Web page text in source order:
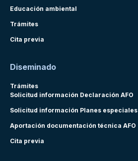
Educación ambiental
Trámites
Cita previa
Diseminado
Trámites
Solicitud información Declaración AFO
Solicitud información Planes especiales
Aportación documentación técnica AFO
Cita previa